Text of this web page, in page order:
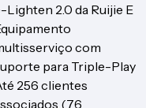
Lighten 2.0 da Ruijie E
com
para Triple-Play
256 clientes
(76